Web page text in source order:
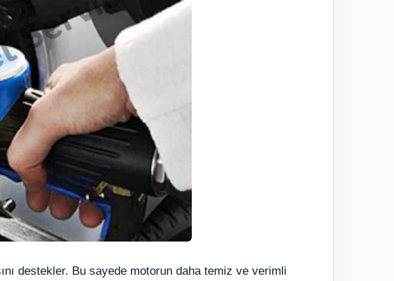
destekler. Bu sayede motorun daha temiz ve verimli